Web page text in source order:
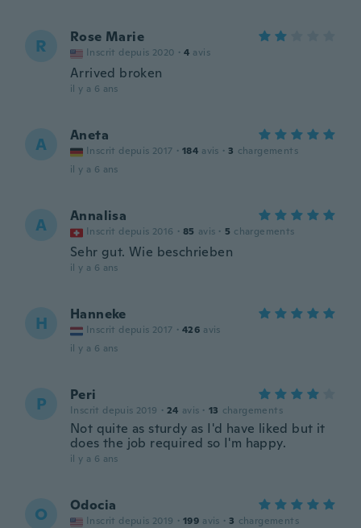
R Rose Marie
Inscrit depuis 2020 · 4 avis
Arrived broken
il y a 6 ans
A Aneta
Inscrit depuis 2017 · 184 avis · 3 chargements
il y a 6 ans
A Annalisa
Inscrit depuis 2016 · 85 avis · 5 chargements
Sehr gut. Wie beschrieben
il y a 6 ans
H Hanneke
Inscrit depuis 2017 · 426 avis
il y a 6 ans
P Peri
Inscrit depuis 2019 · 24 avis · 13 chargements
Not quite as sturdy as I'd have liked but it
does the job required so I'm happy.
il y a 6 ans
O Odocia
Inscrit depuis 2019 · 199 avis · 3 chargements